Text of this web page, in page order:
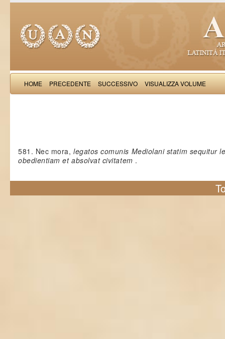
HOME PRECEDENTE SUCCESSIVO VISUALIZZA VOLUME
581. Nec mora, legatos comunis Mediolani statim sequitur
obedientiam et absolvat civitatem .